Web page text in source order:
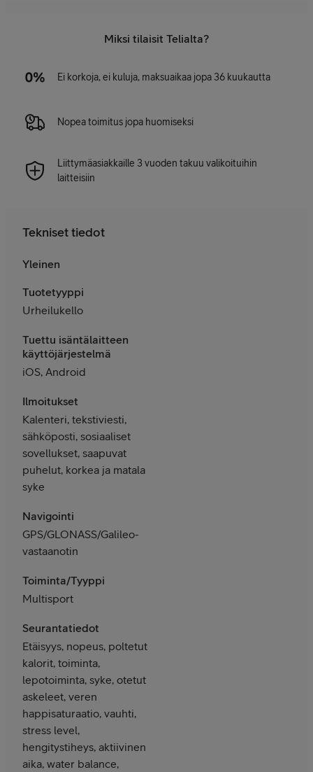
Miksi tilaisit Telialta?
Ei korkoja, ei kuluja, maksuaikaa jopa 36 kuukautta
Nopea toimitus jopa huomiseksi
Liittymäasiakkaille 3 vuoden takuu valikoituihin
laitteisiin
Tekniset tiedot
Yleinen
Tuotetyyppi
Urheilukello
Tuettu isäntälaitteen
käyttöjärjestelmä
iOS, Android
Ilmoitukset
Kalenteri, tekstiviesti,
sähköposti, sosiaaliset
sovellukset, saapuvat
puhelut, korkea ja matala
syke
Navigointi
GPS/GLONASS/Galileo-
vastaanotin
Toiminta/Tyyppi
Multisport
Seurantatiedot
Etäisyys, nopeus, poltetut
kalorit, toiminta,
lepotoiminta, syke, otetut
askeleet, veren
happisaturaatio, vauhti,
stress level,
hengitystiheys, aktiivinen
aika, water balance,